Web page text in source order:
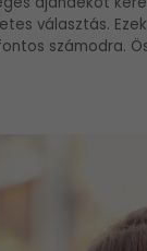
választás.
számodra.